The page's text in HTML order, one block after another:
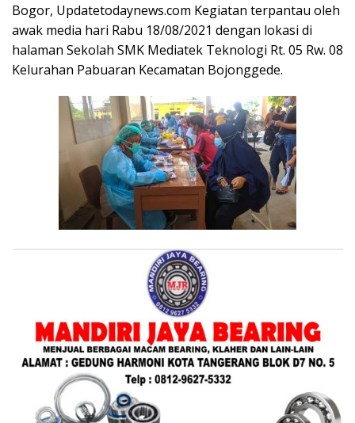
Bogor, Updatetodaynews.com Kegiatan terpantau oleh
awak media hari Rabu 18/08/2021 dengan lokasi di
halaman Sekolah SMK Mediatek Teknologi Rt. 05 Rw. 08
Kelurahan Pabuaran Kecamatan Bojonggede.